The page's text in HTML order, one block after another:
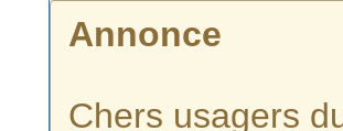
Annonce
Chers usagers